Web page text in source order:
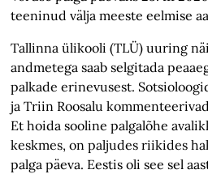
teeninud välja meeste eelmise
Tallinna ülikooli (TLÜ) uuring
andmetega saab selgitada
palkade erinevusest.
ja Triin Roosalu
Et hoida sooline palgalõhe
keskmes, on paljudes riikides
palga päeva. Eestis oli see sel